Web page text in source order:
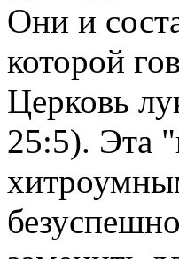
Они и
которой
Церковь
25:5). Эта